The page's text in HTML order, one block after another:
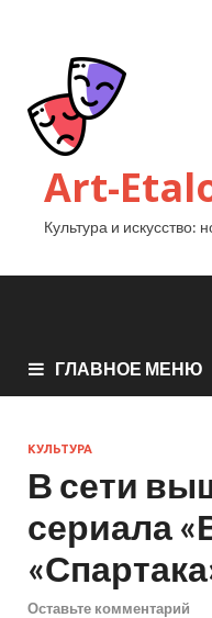
Art-
Культура и искусство:
ГЛАВНОЕ МЕНЮ
КУЛЬТУРА
В сети
сериала
Оставьте комментарий